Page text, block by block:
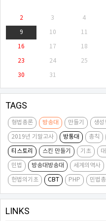
2 3 4
9 10 11
16 17 18
23 24 25
30 31
TAGS
형법총론 방송대 만들기 생성
2019년 기말고사 방통대 총칙
티스토리 스킨 만들기 기초
민법 방송대방송대 세계의역사
헌법의기초 CBT PHP 민법
LINKS